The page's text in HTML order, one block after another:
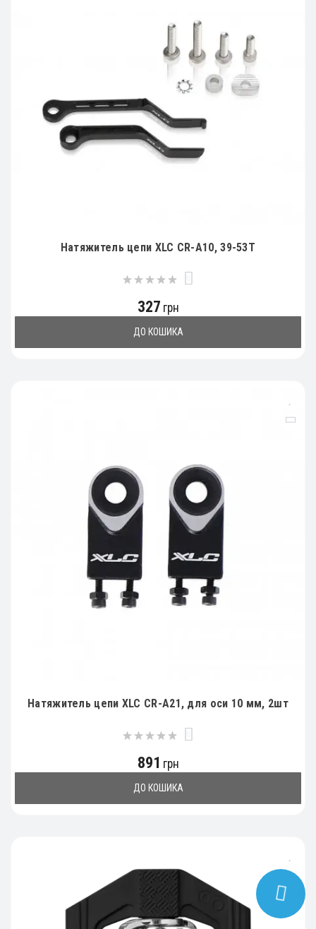
Натяжитель цепи XLC CR-A10, 39-53T
327 грн
ДО КОШИКА
Натяжитель цепи XLC CR-A21, для оси 10 мм, 2шт
891 грн
ДО КОШИКА